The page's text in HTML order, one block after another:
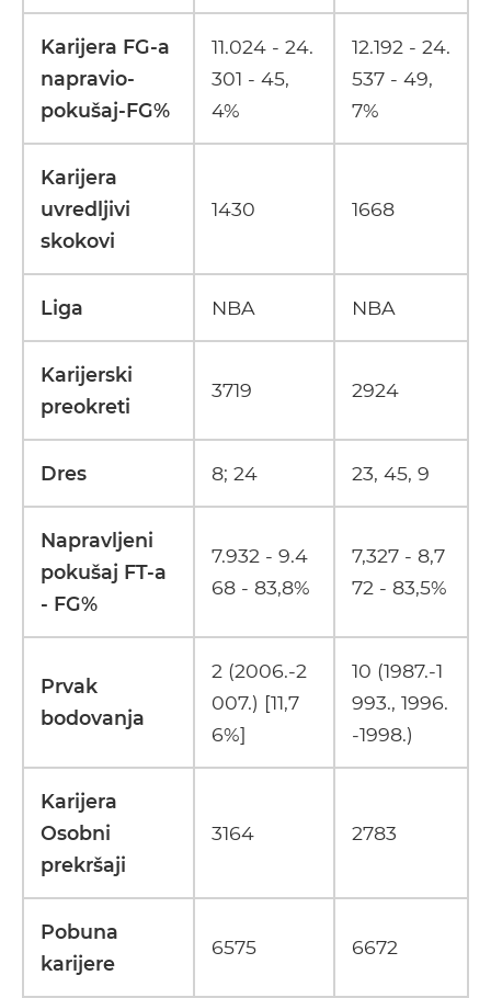
Karijera FG-a
napravio-
pokušaj-FG%
11.024 - 24.
301 - 45,
4%
12.192 - 24.
537 - 49,
7%
Karijera
uvredljivi
skokovi
1430 1668
Liga NBA NBA
Karijerski
preokreti
3719 2924
Dres 8; 24 23, 45, 9
Napravljeni
pokušaj FT-a
- FG%
7.932 - 9.4
68 - 83,8%
7,327 - 8,7
72 - 83,5%
Prvak
bodovanja
2 (2006.-2
007.) [11,7
6%]
10 (1987.-1
993., 1996.
-1998.)
Karijera
Osobni
prekršaji
3164 2783
Pobuna
karijere
6575 6672